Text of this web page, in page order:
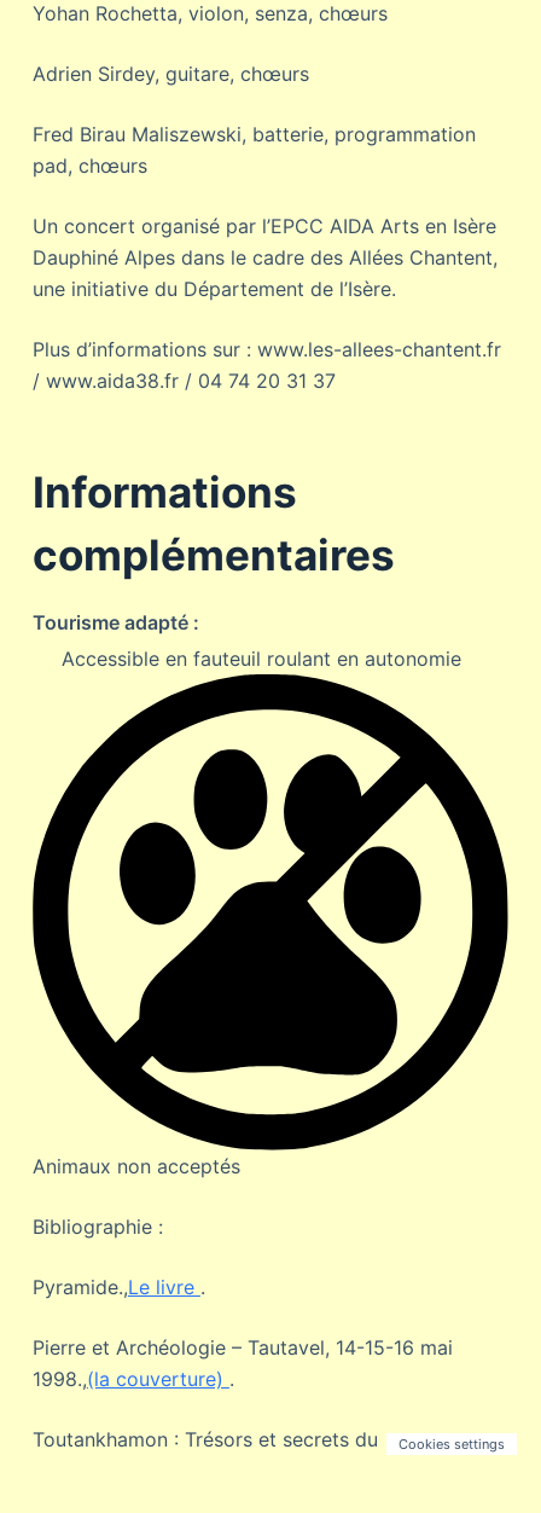
Yohan Rochetta, violon, senza, chœurs
Adrien Sirdey, guitare, chœurs
Fred Birau Maliszewski, batterie, programmation
pad, chœurs
Un concert organisé par l’EPCC AIDA Arts en Isère
Dauphiné Alpes dans le cadre des Allées Chantent,
une initiative du Département de l’Isère.
Plus d’informations sur : www.les-allees-chantent.fr
/ www.aida38.fr / 04 74 20 31 37
Informations
complémentaires
Tourisme adapté :
Accessible en fauteuil roulant en autonomie
Animaux non acceptés
Bibliographie :
Pyramide.,Le livre .
Pierre et Archéologie – Tautavel, 14-15-16 mai
1998.,(la couverture) .
Toutankhamon : Trésors et secrets du
Cookies settings